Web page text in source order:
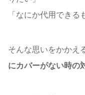
「なにか代用できる
そんな思いをかかえ
にカバーがない時の